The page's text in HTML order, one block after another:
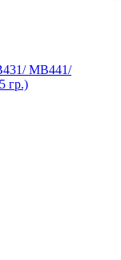
MB441/
гр.)